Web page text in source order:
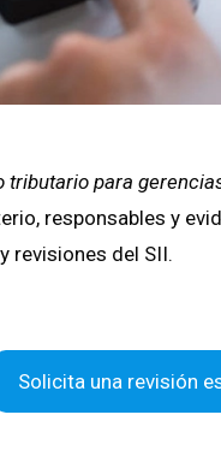
tributario para
responsables y
revisiones del SII.
Solicita una revisión